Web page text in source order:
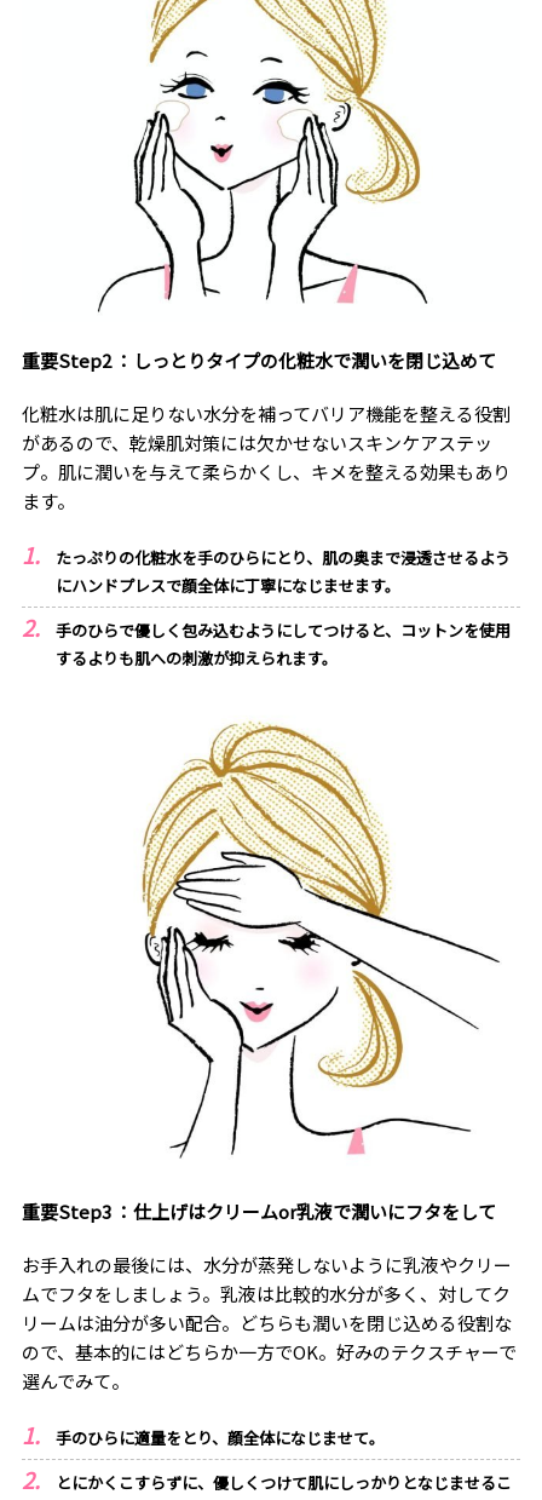
重要Step2 ：しっとりタイプの化粧水で潤いを閉じ込めて
化粧水は肌に足りない水分を補ってバリア機能を整える役割
があるので、乾燥肌対策には欠かせないスキンケアステッ
プ。肌に潤いを与えて柔らかくし、キメを整える効果もあり
ます。
たっぷりの化粧水を手のひらにとり、肌の奥まで浸透させるよう
にハンドプレスで顔全体に丁寧になじませます。
手のひらで優しく包み込むようにしてつけると、コットンを使用
するよりも肌への刺激が抑えられます。
重要Step3 ：仕上げはクリームor乳液で潤いにフタをして
お手入れの最後には、水分が蒸発しないように乳液やクリー
ムでフタをしましょう。乳液は比較的水分が多く、対してク
リームは油分が多い配合。どちらも潤いを閉じ込める役割な
ので、基本的にはどちらか一方でOK。好みのテクスチャーで
選んでみて。
手のひらに適量をとり、顔全体になじませて。
とにかくこすらずに、優しくつけて肌にしっかりとなじませるこ